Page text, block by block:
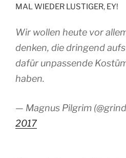
MAL WIEDER LUSTIGER, EY!
Wir wollen heute vor
denken, die dringend
dafür unpassende
haben.
— Magnus Pilgrim
2017